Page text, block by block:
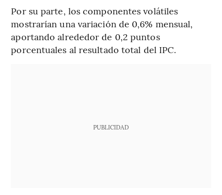
Por su parte, los componentes volátiles
mostrarían una variación de 0,6% mensual,
aportando alrededor de 0,2 puntos
porcentuales al resultado total del IPC.
PUBLICIDAD